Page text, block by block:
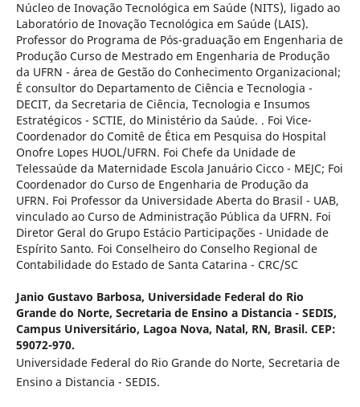
Núcleo de Inovação Tecnológica em Saúde (NITS), ligado ao
Laboratório de Inovação Tecnológica em Saúde (LAIS).
Professor do Programa de Pós-graduação em Engenharia de
Produção Curso de Mestrado em Engenharia de Produção
da UFRN - área de Gestão do Conhecimento Organizacional;
É consultor do Departamento de Ciência e Tecnologia -
DECIT, da Secretaria de Ciência, Tecnologia e Insumos
Estratégicos - SCTIE, do Ministério da Saúde. . Foi Vice-
Coordenador do Comitê de Ética em Pesquisa do Hospital
Onofre Lopes HUOL/UFRN. Foi Chefe da Unidade de
Telessaúde da Maternidade Escola Januário Cicco - MEJC; Foi
Coordenador do Curso de Engenharia de Produção da
UFRN. Foi Professor da Universidade Aberta do Brasil - UAB,
vinculado ao Curso de Administração Pública da UFRN. Foi
Diretor Geral do Grupo Estácio Participações - Unidade de
Espírito Santo. Foi Conselheiro do Conselho Regional de
Contabilidade do Estado de Santa Catarina - CRC/SC
Janio Gustavo Barbosa, Universidade Federal do Rio
Grande do Norte, Secretaria de Ensino a Distancia - SEDIS,
Campus Universitário, Lagoa Nova, Natal, RN, Brasil. CEP:
59072-970.
Universidade Federal do Rio Grande do Norte, Secretaria de
Ensino a Distancia - SEDIS.